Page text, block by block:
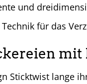
und
für das
Sticktwist lange